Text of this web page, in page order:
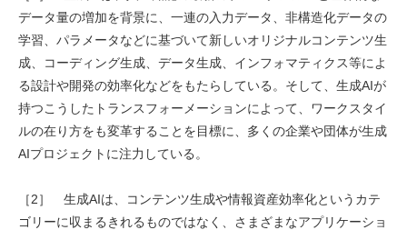
データ量の増加を背景に、一連の入力データ、非構造化データの
学習、パラメータなどに基づいて新しいオリジナルコンテンツ生
成、コーディング生成、データ生成、インフォマティクス等によ
る設計や開発の効率化などをもたらしている。そして、生成AIが
持つこうしたトランスフォーメーションによって、ワークスタイ
ルの在り方をも変革することを目標に、多くの企業や団体が生成
AIプロジェクトに注力している。
［2］ 生成AIは、コンテンツ生成や情報資産効率化というカテ
ゴリーに収まるきれるものではなく、さまざまなアプリケーショ